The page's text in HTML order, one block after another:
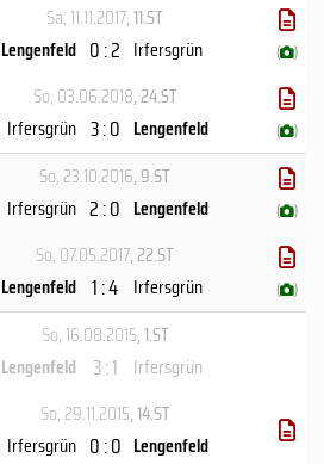
Sa, 11.11.2017, 11.ST
Lengenfeld 0 : 2 Irfersgrün ( )
So, 03.06.2018, 24.ST
Irfersgrün 3 : 0 Lengenfeld ( )
So, 23.10.2016, 9.ST
Irfersgrün 2 : 0 Lengenfeld ( )
So, 07.05.2017, 22.ST
Lengenfeld 1 : 4 Irfersgrün ( )
So, 16.08.2015, 1.ST
Lengenfeld 3 : 1 Irfersgrün
So, 29.11.2015, 14.ST
Irfersgrün 0 : 0 Lengenfeld